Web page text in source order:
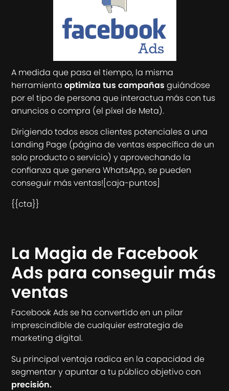
A medida que pasa el tiempo, la misma
herramientaoptimiza tus campañas guiándose
por el tipo de persona que interactua más con tus
anuncios o compra (el píxel de Meta).
Dirigiendo todos esos clientes potenciales a una
Landing Page (página de ventas específica de un
solo producto o servicio) y aprovechando la
confianza que genera WhatsApp, se pueden
conseguir más ventas![caja-puntos]
{{cta}}
La Magia de Facebook
Ads para conseguir más
ventas
Facebook Ads se ha convertido en un pilar
imprescindible de cualquier estrategia de
marketing digital.
Su principal ventaja radica en la capacidad de
segmentar y apuntar a tu público objetivo con
precisión.